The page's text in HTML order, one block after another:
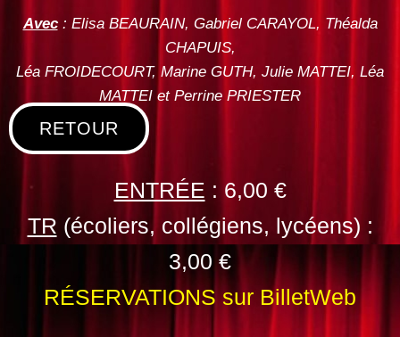
Avec: Elisa BEAURAIN, Gabriel CARAYOL, Théalda
CHAPUIS,
Léa FROIDECOURT, Marine GUTH, Julie MATTEI, Léa
MATTEI et Perrine PRIESTER
RETOUR
ENTRÉE : 6,00 €
TR (écoliers, collégiens, lycéens) :
3,00 €
RÉSERVATIONS sur BilletWeb